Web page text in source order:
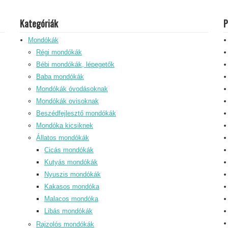
Kategóriák
Mondókák
Régi mondókák
Bébi mondókák, lépegetők
Baba mondókák
Mondókák óvodásoknak
Mondókák ovisoknak
Beszédfejlesztő mondókák
Mondóka kicsiknek
Állatos mondókák
Cicás mondókák
Kutyás mondókák
Nyuszis mondókák
Kakasos mondóka
Malacos mondóka
Libás mondókák
Rajzolós mondókák